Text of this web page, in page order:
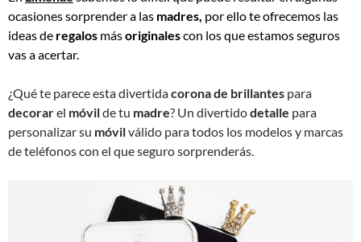
ocasiones sorprender a las madres, por ello te ofrecemos las
ideas de regalos másoriginalescon los que estamos seguros
vas a acertar.
¿Qué te parece esta divertidacorona de brillantes para
decorarel móvilde tu madre? Un divertidodetalle para
personalizar su móvilválido para todos los modelos y marcas
de teléfonos con el que seguro sorprenderás.